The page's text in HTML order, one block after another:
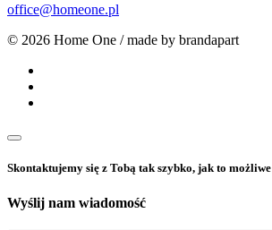
office@homeone.pl
© 2026 Home One / made by brandapart
Skontaktujemy się z Tobą tak szybko, jak to możliwe
Wyślij nam wiadomość